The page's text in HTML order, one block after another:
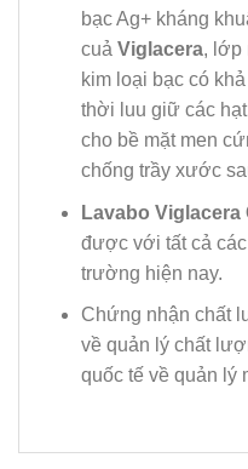
bạc Ag+ kháng
cuả Viglacera, lớp
kim loại bạc có
thời luu giữ các
cho bề mặt men
chống trầy xước
Lavabo Viglacera
được với tất cả
trường hiện nay.
Chứng nhận chất
về quản lý chất
quốc tế về quản lý